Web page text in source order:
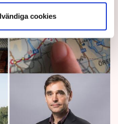
cookies